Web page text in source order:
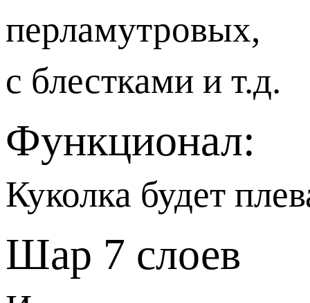
перламутровых,
с блестками и т.д.
Функционал:
Куколка будет
Шар 7 слоев